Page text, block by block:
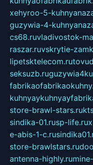
xehyroo-5-
guzywia-4-
cs68.ruvladivostok-
raszar.ruvskrytie-
lipetsktelecom.ru
seksuzb.ru
store-brawl-stars.ru
sindika-01.rusp-life.ru
e-abis-1-c.ru
store-brawlstars.ru
antenna-highly.ru